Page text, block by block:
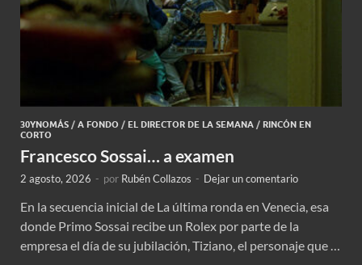
30YNOMÁS / A FONDO / EL DIRECTOR DE LA SEMANA / RINCÓN EN
CORTO
Francesco Sossai… a examen
2 agosto, 2026 - por Rubén Collazos - Dejar un comentario
En la secuencia inicial de La última ronda en Venecia, esa
donde Primo Sossai recibe un Rolex por parte de la
empresa el día de su jubilación, Tiziano, el personaje que …